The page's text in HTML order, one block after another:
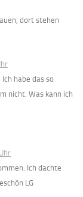
dort stehen
habe das so
nicht. Was kann ich
Ich dachte
LG